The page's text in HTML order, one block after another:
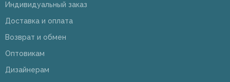
Индивидуальный заказ
Доставка и оплата
Возврат и обмен
Оптовикам
Дизайнерам